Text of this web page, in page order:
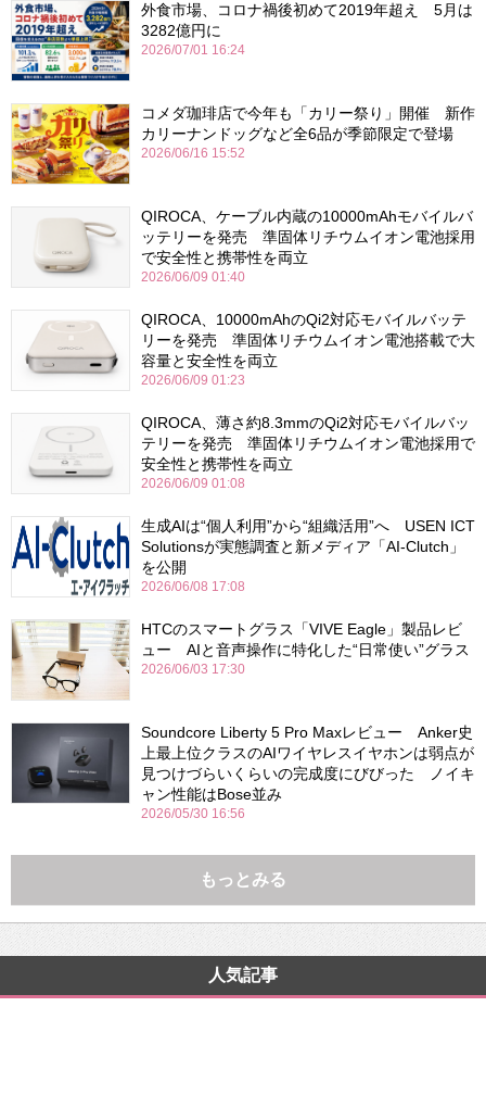
外食市場、コロナ禍後初めて2019年超え 5月は
3282億円に
2026/07/01 16:24
コメダ珈琲店で今年も「カリー祭り」開催 新作
カリーナンドッグなど全6品が季節限定で登場
2026/06/16 15:52
QIROCA、ケーブル内蔵の10000mAhモバイルバ
ッテリーを発売 準固体リチウムイオン電池採用
で安全性と携帯性を両立
2026/06/09 01:40
QIROCA、10000mAhのQi2対応モバイルバッテ
リーを発売 準固体リチウムイオン電池搭載で大
容量と安全性を両立
2026/06/09 01:23
QIROCA、薄さ約8.3mmのQi2対応モバイルバッ
テリーを発売 準固体リチウムイオン電池採用で
安全性と携帯性を両立
2026/06/09 01:08
生成AIは“個人利用”から“組織活用”へ USEN ICT
Solutionsが実態調査と新メディア「AI-Clutch」
を公開
2026/06/08 17:08
HTCのスマートグラス「VIVE Eagle」製品レビ
ュー AIと音声操作に特化した“日常使い”グラス
2026/06/03 17:30
Soundcore Liberty 5 Pro Maxレビュー Anker史
上最上位クラスのAIワイヤレスイヤホンは弱点が
見つけづらいくらいの完成度にびびった ノイキ
ャン性能はBose並み
2026/05/30 16:56
もっとみる
人気記事